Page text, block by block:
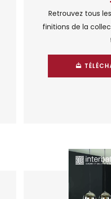
Retrouvez tous
finitions de la